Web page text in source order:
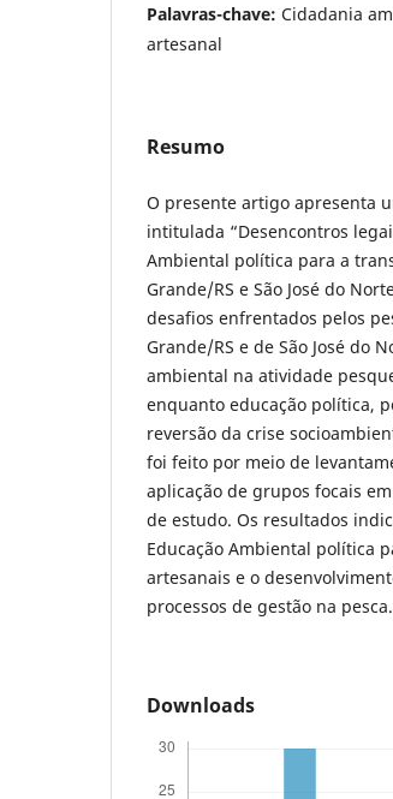
Palavras-chave: Cidadania
artesanal
Resumo
O presente artigo apresenta
intitulada “Desencontros
Ambiental política para a
Grande/RS e São José do
desafios enfrentados pelos
Grande/RS e de São José do
ambiental na atividade
enquanto educação política,
reversão da crise
foi feito por meio de
aplicação de grupos focais
de estudo. Os resultados
Educação Ambiental política
artesanais e o
processos de gestão na pesca.
Downloads